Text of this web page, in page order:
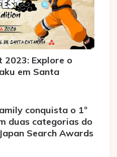
2023: Explore o
em Santa
conquista o 1º
duas categorias do
Search Awards